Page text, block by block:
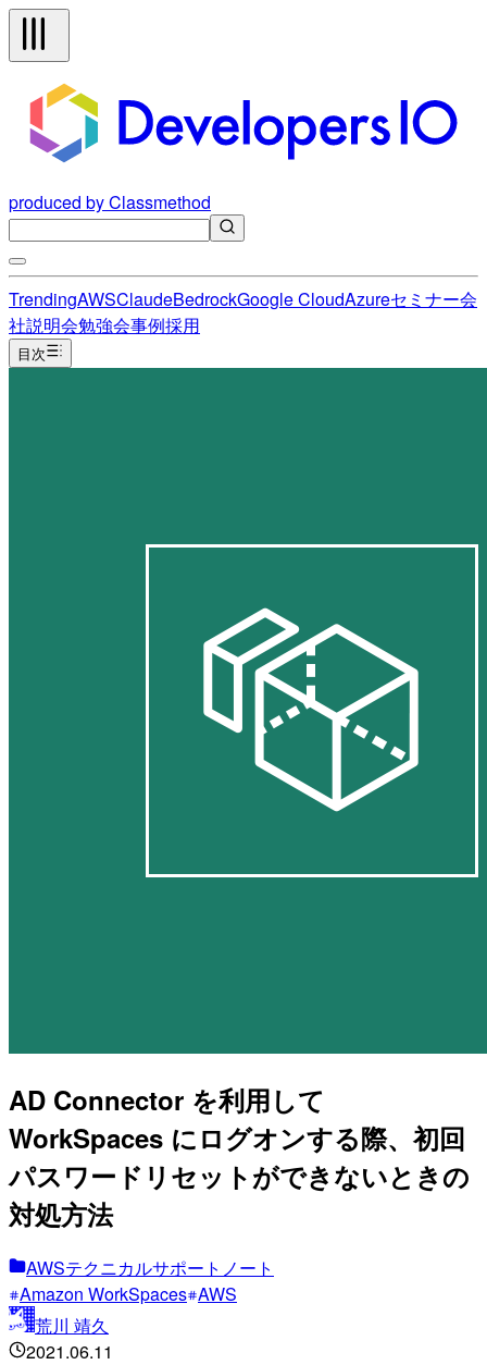
produced by Classmethod
TrendingAWSClaudeBedrockGoogle CloudAzureセミナー会
社説明会勉強会事例採用
目次
AD Connector を利用して
WorkSpaces にログオンする際、初回
パスワードリセットができないときの
対処方法
AWSテクニカルサポートノート
Amazon WorkSpaces AWS
荒川 靖久
2021.06.11